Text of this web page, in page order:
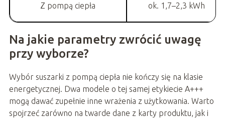
Z pompą ciepła ok. 1,7–2,3 kWh
Na jakie parametry zwrócić uwagę
przy wyborze?
Wybór suszarki z pompą ciepła nie kończy się na klasie
energetycznej. Dwa modele o tej samej etykiecie A+++
mogą dawać zupełnie inne wrażenia z użytkowania. Warto
spojrzeć zarówno na twarde dane z karty produktu, jak i